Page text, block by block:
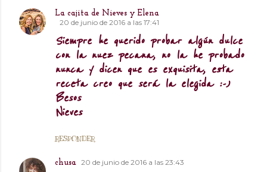
La cajita de Nieves y Elena
20 de junio de 2016 a las 17:41
Siempre he querido probar algún dulce
con la nuez pecana, no la he probado
nunca y dicen que es exquisita, esta
receta creo que será la elegida :-)
Besos
Nieves
RESPONDER
chusa 20 de junio de 2016 a las 23:43